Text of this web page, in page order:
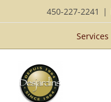
au
450-227-2241 |
Services